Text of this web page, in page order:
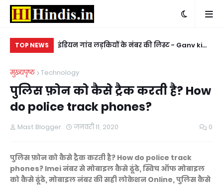
TOP NEWS
करने के लिए -
इंडियन गांव लड़कियों के नंबर की लिस्ट - Ganv ki
मुख्यपृष्ठ
Technology
पुलिस फ़ोन को कैसे ट्रैक करती है? How
do police track phones?
Mast Blogger जनवरी 11, 2020 0
पुलिस फ़ोन को कैसे ट्रैक करती है? How do police track
phones? Imei नंबर से मोबाइल कैसे ढूंढे, स्विच ऑफ मोबाइल
को कैसे ढूंढे, मोबाइल नंबर की सही लोकेशन Online, पुलिस कैसे